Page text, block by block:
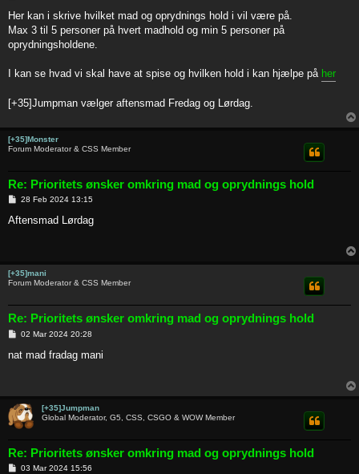
s
Her kan i skrive hvilket mad og oprydnings hold i vil være på.
Max 3 til 5 personer på hvert madhold og min 5 personer på
oprydningsholdene.
I kan se hvad vi skal have at spise og hvilken hold i kan hjælpe på her
[+35]Jumpman vælger aftensmad Fredag og Lørdag.
[+35]Monster
Forum Moderator & CSS Member
Re: Prioritets ønsker omkring mad og oprydnings hold
P
s
28 Feb 2024 13:15
Aftensmad Lørdag
[+35]mani
Forum Moderator & CSS Member
Re: Prioritets ønsker omkring mad og oprydnings hold
P
s
02 Mar 2024 20:28
nat mad fradag mani
[+35]Jumpman
Global Moderator, G5, CSS, CSGO & WOW Member
Re: Prioritets ønsker omkring mad og oprydnings hold
P03 Mar 2024 15:56